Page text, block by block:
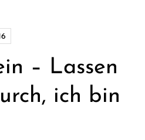
– Lassen
ich bin